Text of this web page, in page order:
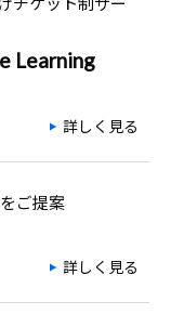
Learning
詳しく見る
ご提案
詳しく見る